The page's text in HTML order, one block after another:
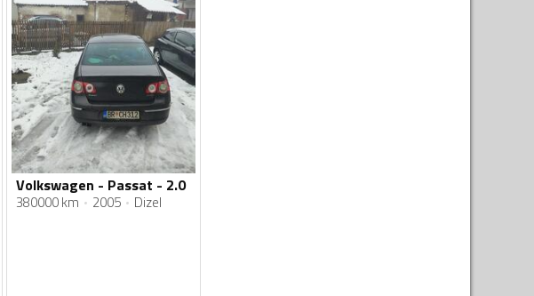
Volkswagen - Passat - 2.0
380000 km 2005 Dizel